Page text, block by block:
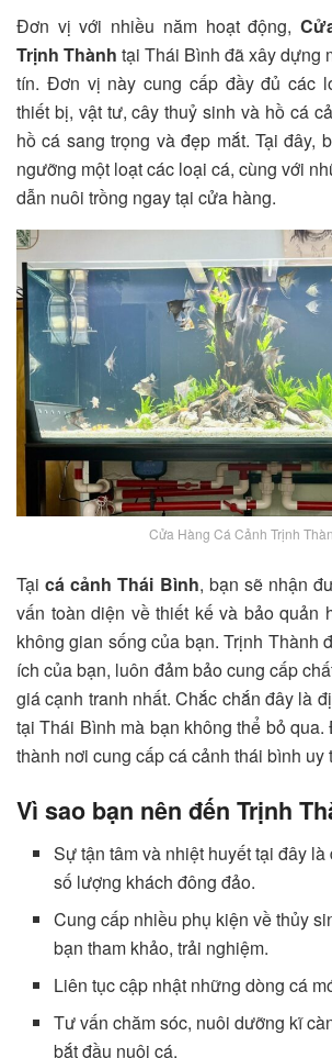
Đơn vị với nhiều năm hoạt động,
Trịnh Thành tại Thái Bình đã xây dựng
tín. Đơn vị này cung cấp đầy đủ các
thiết bị, vật tư, cây thuỷ sinh và hồ cá
hồ cá sang trọng và đẹp mắt. Tại đây,
ngưỡng một loạt các loại cá, cùng với
dẫn nuôi trồng ngay tại cửa hàng.
Cửa Hàng Cá Cảnh Trịnh
Tạicá cảnh Thái Bình, bạn sẽ nhận
vấn toàn diện về thiết kế và bảo quản
không gian sống của bạn. Trịnh Thành
ích của bạn, luôn đảm bảo cung cấp
giá cạnh tranh nhất. Chắc chắn đây là
tại Thái Bình mà bạn không thể bỏ
thành nơi cung cấp cá cảnh thái bình uy
Vì sao bạn nên đến Trịnh
Sự tận tâm và nhiệt huyết tại đây
số lượng khách đông đảo.
Cung cấp nhiều phụ kiện về thủy
bạn tham khảo, trải nghiệm.
Liên tục cập nhật những dòng cá
Tư vấn chăm sóc, nuôi dưỡng kĩ
bắt đầu nuôi cá.